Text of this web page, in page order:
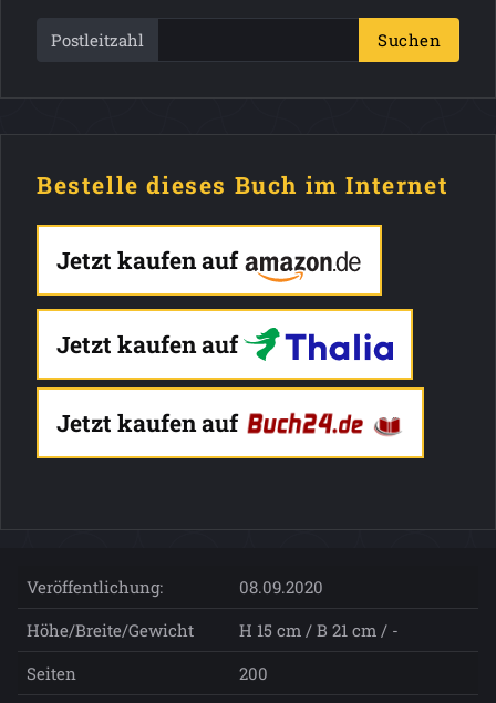
Postleitzahl Suchen
Bestelle dieses Buch im Internet
Jetzt kaufen auf
Jetzt kaufen auf
Jetzt kaufen auf
Veröffentlichung:
08.09.2020
Höhe/Breite/Gewicht
H 15 cm / B 21 cm / -
Seiten
200